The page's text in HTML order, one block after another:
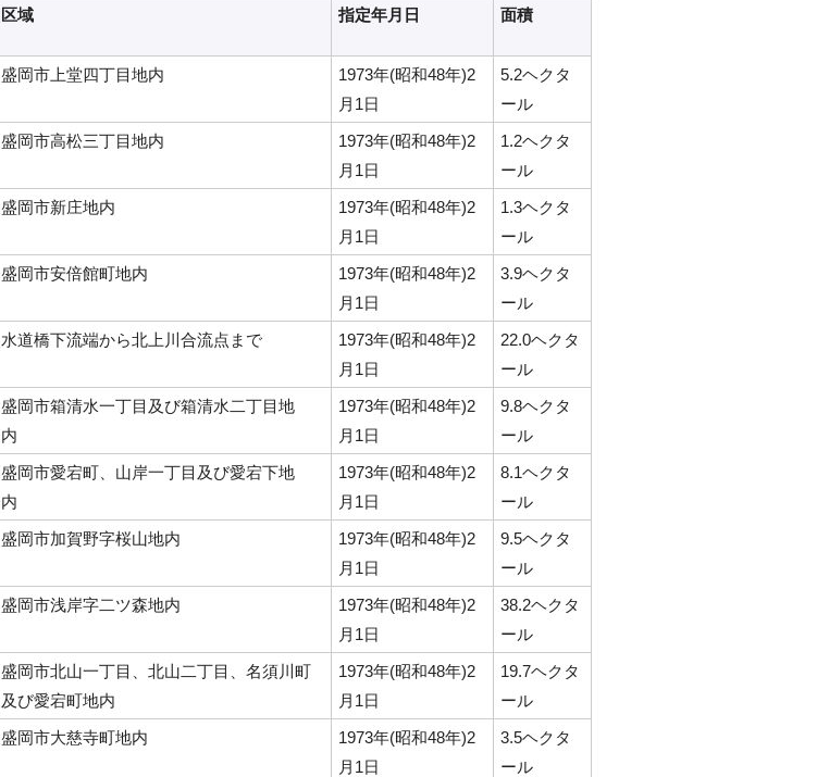
区域 指定年月日 面積
盛岡市上堂四丁目地内
1973年(昭和48年)2
月1日
5.2ヘクタ
ール
盛岡市高松三丁目地内
1973年(昭和48年)2
月1日
1.2ヘクタ
ール
盛岡市新庄地内
1973年(昭和48年)2
月1日
1.3ヘクタ
ール
盛岡市安倍館町地内
1973年(昭和48年)2
月1日
3.9ヘクタ
ール
水道橋下流端から北上川合流点まで
1973年(昭和48年)2
月1日
22.0ヘクタ
ール
盛岡市箱清水一丁目及び箱清水二丁目地
内
1973年(昭和48年)2
月1日
9.8ヘクタ
ール
盛岡市愛宕町、山岸一丁目及び愛宕下地
内
1973年(昭和48年)2
月1日
8.1ヘクタ
ール
盛岡市加賀野字桜山地内
1973年(昭和48年)2
月1日
9.5ヘクタ
ール
盛岡市浅岸字二ツ森地内
1973年(昭和48年)2
月1日
38.2ヘクタ
ール
盛岡市北山一丁目、北山二丁目、名須川町
及び愛宕町地内
1973年(昭和48年)2
月1日
19.7ヘクタ
ール
盛岡市大慈寺町地内
1973年(昭和48年)2
月1日
3.5ヘクタ
ール